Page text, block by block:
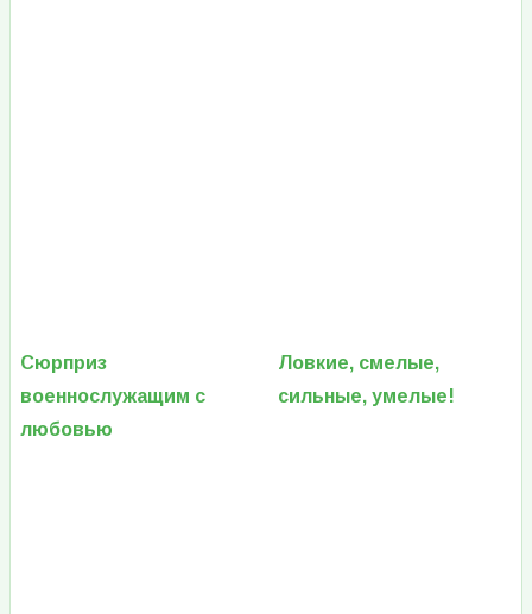
Сюрприз
военнослужащим с
любовью
Ловкие, смелые,
сильные, умелые!